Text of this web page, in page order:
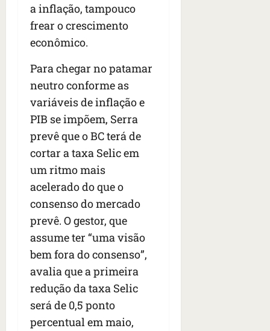
a inflação, tampouco
frear o crescimento
econômico.
Para chegar no patamar
neutro conforme as
variáveis de inflação e
PIB se impõem, Serra
prevê que o BC terá de
cortar a taxa Selic em
um ritmo mais
acelerado do que o
consenso do mercado
prevê. O gestor, que
assume ter “uma visão
bem fora do consenso”,
avalia que a primeira
redução da taxa Selic
será de 0,5 ponto
percentual em maio,